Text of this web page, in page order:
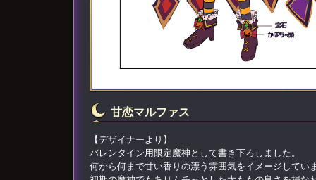
甘恋マルファス
【デザイナーより】
バレンタイン用限定魔神として書き下ろしました。
何から何まで甘い香りの漂う雰囲気をイメージしてい